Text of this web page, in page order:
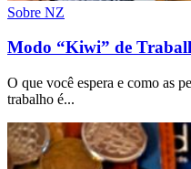
Sobre NZ
Modo “Kiwi” de
O que você espera e como as
trabalho é...